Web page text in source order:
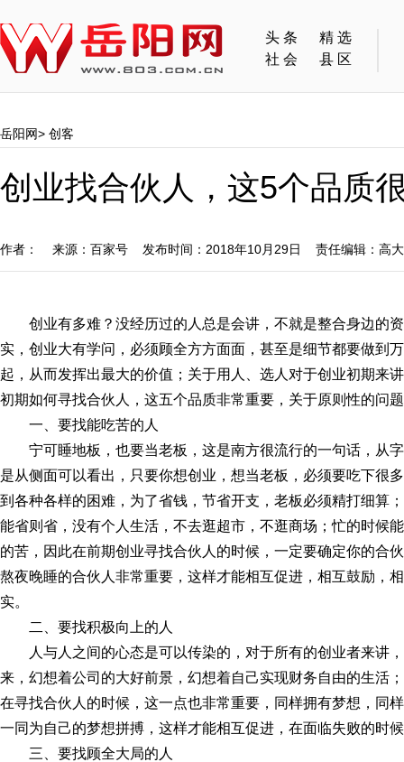
头条
精选
社会
县区
岳阳网> 创客
创业找合伙人，这5个品质
作者： 来源：百家号 发布时间：2018年10月29日 责任编辑：高
创业有多难？没经历过的人总是会讲，不就是整合身边的
实，创业大有学问，必须顾全方方面面，甚至是细节都要做到
起，从而发挥出最大的价值；关于用人、选人对于创业初期来
初期如何寻找合伙人，这五个品质非常重要，关于原则性的问题
一、要找能吃苦的人
宁可睡地板，也要当老板，这是南方很流行的一句话，从
是从侧面可以看出，只要你想创业，想当老板，必须要吃下很
到各种各样的困难，为了省钱，节省开支，老板必须精打细算
能省则省，没有个人生活，不去逛超市，不逛商场；忙的时候
的苦，因此在前期创业寻找合伙人的时候，一定要确定你的合
熬夜晚睡的合伙人非常重要，这样才能相互促进，相互鼓励，
实。
二、要找积极向上的人
人与人之间的心态是可以传染的，对于所有的创业者来讲
来，幻想着公司的大好前景，幻想着自己实现财务自由的生活
在寻找合伙人的时候，这一点也非常重要，同样拥有梦想，同
一同为自己的梦想拼搏，这样才能相互促进，在面临失败的时
三、要找顾全大局的人